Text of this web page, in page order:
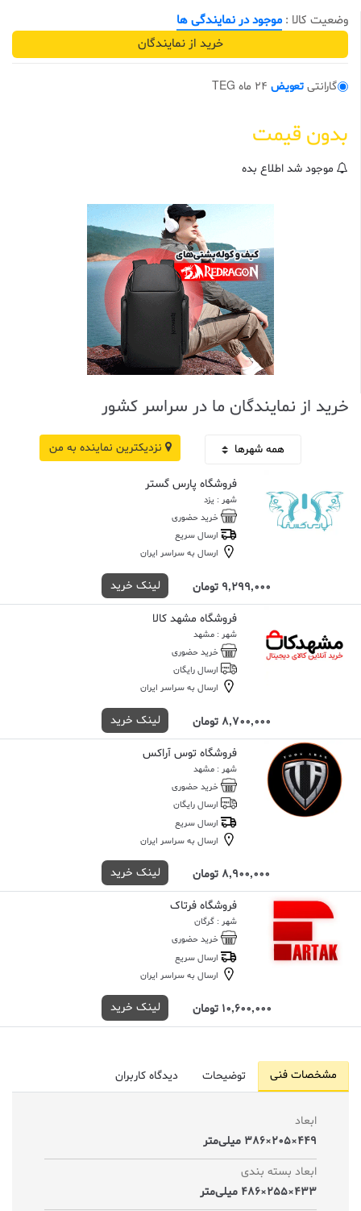
ز
5
ر
س
ا
ت
ا
ز
وضعیت کالا : موجود در نمایندگی ها
خرید از نمایندگان
گارانتی تعویض
بدون قیمت
موجود شد اطلاع بده
خرید از نمایندگان ما در سراسر کشور
نزدیکترین نماینده به من
فروشگاه پارس گستر
شهر : یزد
خرید حضوری
ارسال سریع
ارسال به سراسر ایران
9,299,000 تومان لینک خرید
فروشگاه مشهد کالا
شهر : مشهد
خرید حضوری
ارسال رایگان
ارسال به سراسر ایران
8,700,000 تومان لینک خرید
فروشگاه توس آراکس
شهر : مشهد
خرید حضوری
ارسال رایگان
ارسال سریع
ارسال به سراسر ایران
8,900,000 تومان لینک خرید
فروشگاه فرتاک
شهر : گرگان
خرید حضوری
ارسال سریع
ارسال به سراسر ایران
10,600,000 تومان لینک خرید
مشخصات فنی توضیحات دیدگاه کاربران
ابعاد
449×205×386 میلی‌متر
ابعاد بسته بندی
433×255×486 میلی‌متر